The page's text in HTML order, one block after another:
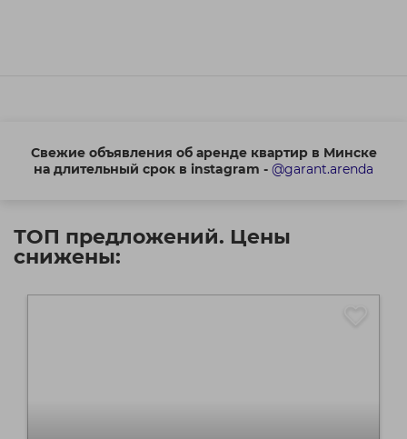
Свежие объявления об аренде квартир в Минске
на длительный срок в instagram - @garant.arenda
ТОП предложений. Цены
снижены: